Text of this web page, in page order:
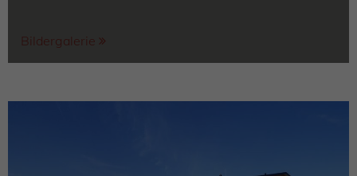
Bildergalerie